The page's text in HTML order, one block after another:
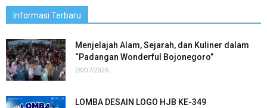
Informasi Terbaru
Menjelajah Alam, Sejarah, dan Kuliner dalam
“Padangan Wonderful Bojonegoro”
28/07/2026
LOMBA DESAIN LOGO HJB KE-349